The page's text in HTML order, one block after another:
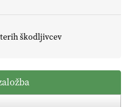
škodljivcev